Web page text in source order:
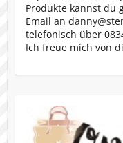
Produkte kannst du
Email an
telefonisch über
Ich freue mich von